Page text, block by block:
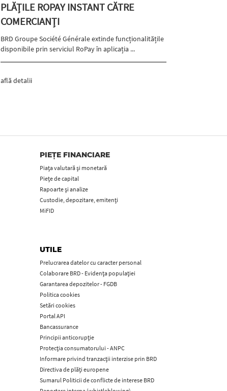
PLĂȚILE ROPAY INSTANT CĂTRE
COMERCIANȚI
BRD Groupe Société Générale extinde funcționalitățile
disponibile prin serviciul RoPay în aplicația ...
află detalii
PIEȚE FINANCIARE
Piața valutară și monetară
Piețe de capital
Rapoarte și analize
Custodie, depozitare, emitenți
MiFID
UTILE
Prelucrarea datelor cu caracter personal
Colaborare BRD - Evidența populației
Garantarea depozitelor - FGDB
Politica cookies
Setări cookies
Portal API
Bancassurance
Principii anticorupţie
Protecţia consumatorului - ANPC
Informare privind tranzacții interzise prin BRD
Directiva de plăți europene
Sumarul Politicii de conflicte de interese BRD